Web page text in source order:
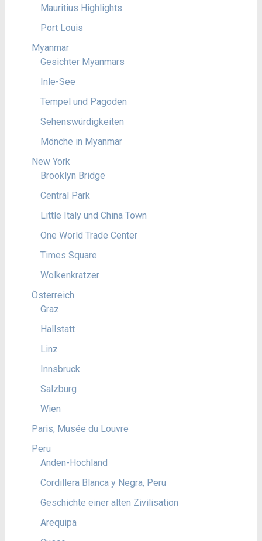
Mauritius Highlights
Port Louis
Myanmar
Gesichter Myanmars
Inle-See
Tempel und Pagoden
Sehenswürdigkeiten
Mönche in Myanmar
New York
Brooklyn Bridge
Central Park
Little Italy und China Town
One World Trade Center
Times Square
Wolkenkratzer
Österreich
Graz
Hallstatt
Linz
Innsbruck
Salzburg
Wien
Paris, Musée du Louvre
Peru
Anden-Hochland
Cordillera Blanca y Negra, Peru
Geschichte einer alten Zivilisation
Arequipa